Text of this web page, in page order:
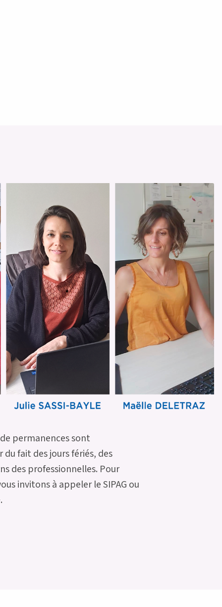
permanences sont
fait des jours fériés, des
des professionnelles. Pour
invitons à appeler le SIPAG ou